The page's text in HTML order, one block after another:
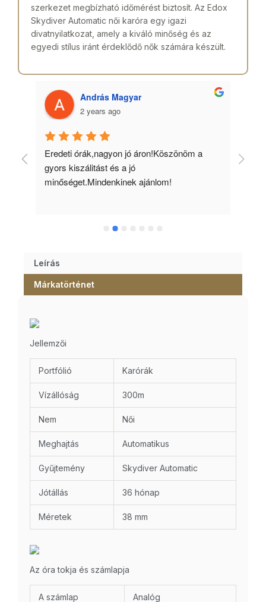
szerkezet megbízható időmérést biztosít. Az Edox
Skydiver Automatic női karóra egy igazi
divatnyilatkozat, amely a kiváló minőség és az
egyedi stílus iránt érdeklődő nők számára készült.
András Magyar
2 years ago
Eredeti órák,nagyon jó áron!Köszönöm a
gyors kiszálitást és a jó
minőséget.Mindenkinek ajánlom!
Leírás
Márkatörténet
Jellemzői
Portfólió Karórák
Vízállóság 300m
Nem Női
Meghajtás Automatikus
Gyűjtemény Skydiver Automatic
Jótállás 36 hónap
Méretek 38 mm
Az óra tokja és számlapja
A számlap Analóg